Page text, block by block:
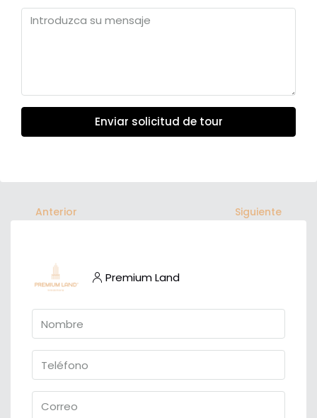
Enviar solicitud de tour
Anterior Siguiente
Premium Land